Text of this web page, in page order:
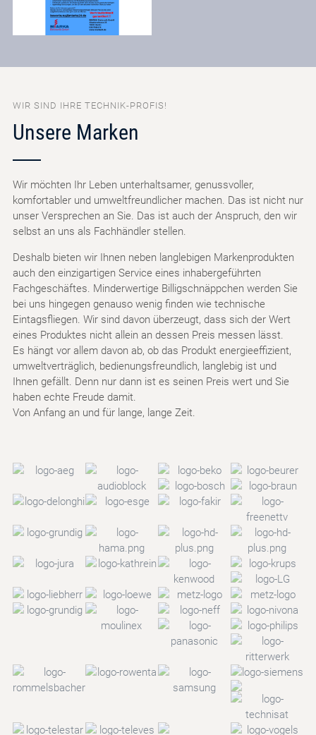
WIR SIND IHRE TECHNIK-PROFIS!
Unsere Marken
Wir möchten Ihr Leben unterhaltsamer, genussvoller,
komfortabler und umweltfreundlicher machen. Das ist nicht nur
unser Versprechen an Sie. Das ist auch der Anspruch, den wir
selbst an uns als Fachhändler stellen.
Deshalb bieten wir Ihnen neben langlebigen Markenprodukten
auch den einzigartigen Service eines inhabergeführten
Fachgeschäftes. Minderwertige Billigschnäppchen werden Sie
bei uns hingegen genauso wenig finden wie technische
Eintagsfliegen. Wir sind davon überzeugt, dass sich der Wert
eines Produktes nicht allein an dessen Preis messen lässt.
Es hängt vor allem davon ab, ob das Produkt energieeffizient,
umweltverträglich, bedienungsfreundlich, langlebig ist und
Ihnen gefällt. Denn nur dann ist es seinen Preis wert und Sie
haben echte Freude damit.
Von Anfang an und für lange, lange Zeit.